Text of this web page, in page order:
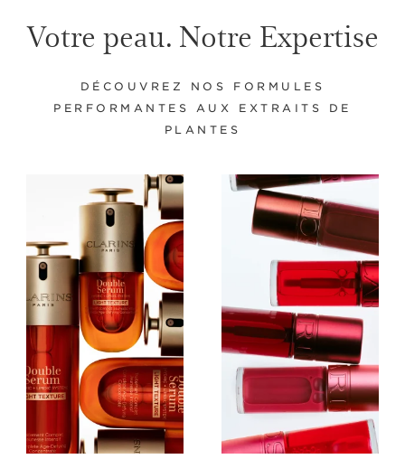
Votre peau. Notre Expertise
DÉCOUVREZ NOS FORMULES
PERFORMANTES AUX EXTRAITS DE
PLANTES